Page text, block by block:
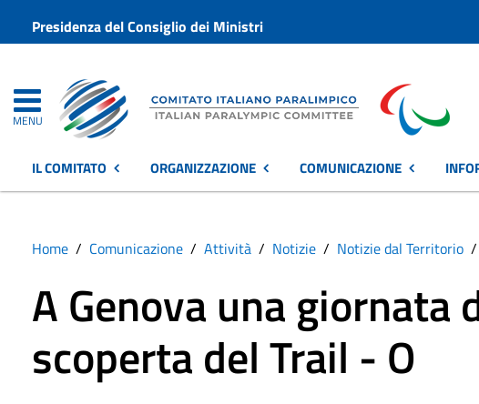
Presidenza del Consiglio dei Ministri
MENU
IL COMITATO ORGANIZZAZIONE COMUNICAZIONE
Home Comunicazione Attività Notizie Notizie dal Territorio
A Genova una giornata
scoperta del Trail - O